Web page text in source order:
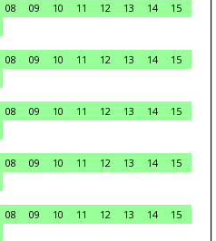
08 09 10 11 12 13 14
15
08 09 10 11 12 13 14
15
08 09 10 11 12 13 14
15
08 09 10 11 12 13 14
15
08 09 10 11 12 13 14
15